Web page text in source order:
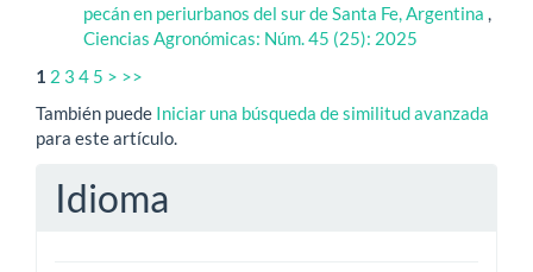
pecán en periurbanos del sur de Santa Fe, Argentina ,
Ciencias Agronómicas: Núm. 45 (25): 2025
1 2 3 4 5 > >>
También puede Iniciar una búsqueda de similitud avanzada
para este artículo.
Idioma